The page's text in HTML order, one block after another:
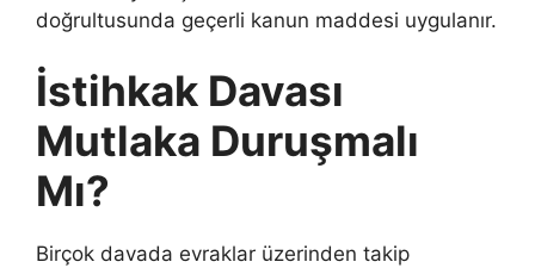
doğrultusunda geçerli kanun maddesi uygulanır.
İstihkak Davası
Mutlaka Duruşmalı
Mı?
Birçok davada evraklar üzerinden takip